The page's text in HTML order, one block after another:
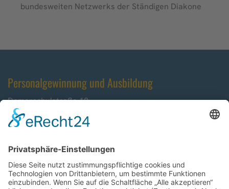
bundesweiten Netzwerks der Ständigen Diakone
Personalgewinnung und Ausbildung
Domerschulstraße 18
97070 Würzburg
E-Mail:sekretariat.pua@bistum-wuerzburg.de
Kontakt
Anfrage direkt senden